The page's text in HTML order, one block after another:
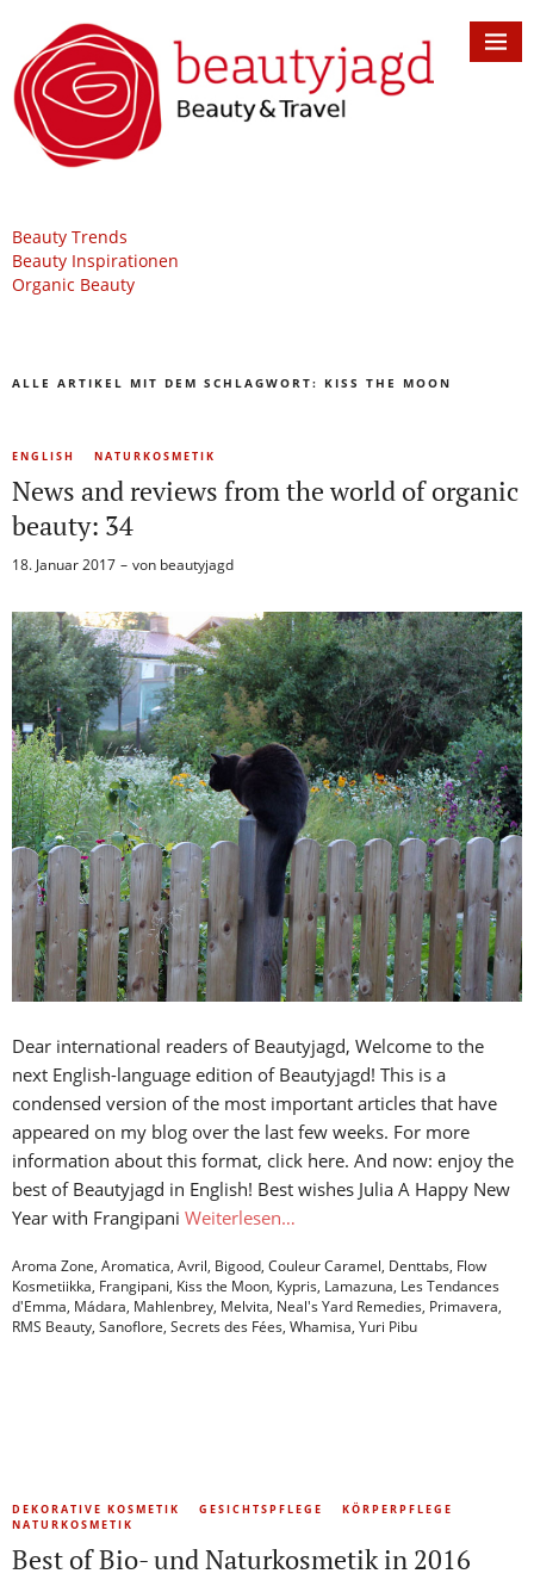
Beauty Trends
Beauty Inspirationen
Organic Beauty
ALLE ARTIKEL MIT DEM SCHLAGWORT: KISS THE MOON
ENGLISH NATURKOSMETIK
News and reviews from the world of organic
beauty: 34
18. Januar 2017 von beautyjagd
Dear international readers of Beautyjagd, Welcome to the
next English-language edition of Beautyjagd! This is a
condensed version of the most important articles that have
appeared on my blog over the last few weeks. For more
information about this format, click here. And now: enjoy the
best of Beautyjagd in English! Best wishes Julia A Happy New
Year with Frangipani Weiterlesen…
Aroma Zone, Aromatica, Avril, Bigood, Couleur Caramel, Denttabs, Flow
Kosmetiikka, Frangipani, Kiss the Moon, Kypris, Lamazuna, Les Tendances
d'Emma, Mádara, Mahlenbrey, Melvita, Neal's Yard Remedies, Primavera,
RMS Beauty, Sanoflore, Secrets des Fées, Whamisa, Yuri Pibu
DEKORATIVE KOSMETIK GESICHTSPFLEGE
KÖRPERPFLEGE
NATURKOSMETIK
Best of Bio- und Naturkosmetik in 2016